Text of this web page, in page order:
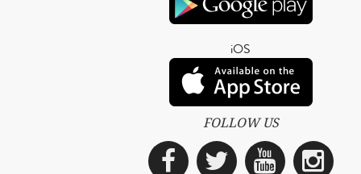
iOS
FOLLOW US
Facebook
Twitter